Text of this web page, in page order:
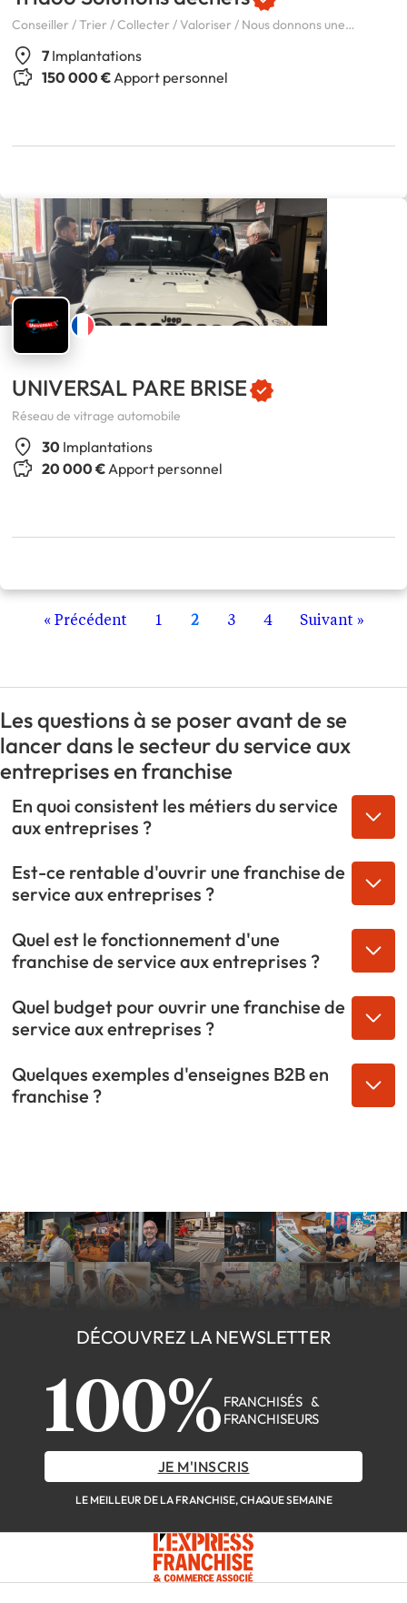
Conseiller / Trier / Collecter / Valoriser / Nous donnons une
7 Implantations
150 000 € Apport personnel
UNIVERSAL PARE BRISE
Réseau de vitrage automobile
30 Implantations
20 000 € Apport personnel
« Précédent 1 2 3 4 Suivant »
Les questions à se poser avant de se
lancer dans le secteur du service aux
entreprises en franchise
En quoi consistent les métiers du service
aux entreprises ?
Est-ce rentable d'ouvrir une franchise de
service aux entreprises ?
Quel est le fonctionnement d'une
franchise de service aux entreprises ?
Quel budget pour ouvrir une franchise de
service aux entreprises ?
Quelques exemples d'enseignes B2B en
franchise ?
DÉCOUVREZ LA NEWSLETTER
100% FRANCHISÉS &
FRANCHISEURS
JE M'INSCRIS
LE MEILLEUR DE LA FRANCHISE, CHAQUE SEMAINE